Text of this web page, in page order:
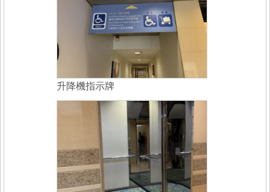
升降機指示牌